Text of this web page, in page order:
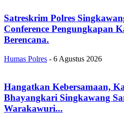
Satreskrim Polres
Conference Pengungkapan
Berencana.
Humas Polres - 6 Agustus 2026
Hangatkan Kebersamaan,
Bhayangkari Singkawang
Warakawuri...